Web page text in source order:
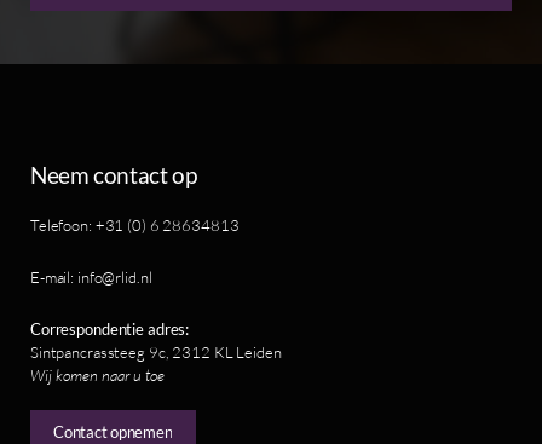
Neem contact op
Telefoon: +31 (0) 6 28634813
E-mail: info@rlid.nl
Correspondentie adres:
Sintpancrassteeg 9c, 2312 KL Leiden
Wij komen naar u toe
Contact opnemen